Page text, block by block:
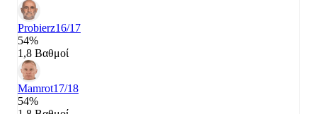
Probierz16/17
54%
1,8 Βαθμοί
Mamrot17/18
54%